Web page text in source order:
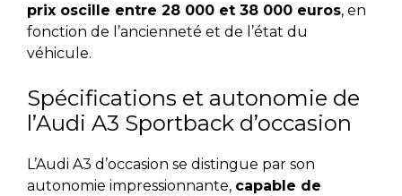
prix oscille entre 28 000 et 38 000 euros, en
fonction de l’ancienneté et de l’état du
véhicule.
Spécifications et autonomie de
l’Audi A3 Sportback d’occasion
L’Audi A3 d’occasion se distingue par son
autonomie impressionnante, capable de